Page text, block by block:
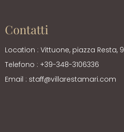
Contatti
Location : Vittuone, piazza Resta, 9
Telefono : +39-348-3106336
Email : staff@villarestamari.com